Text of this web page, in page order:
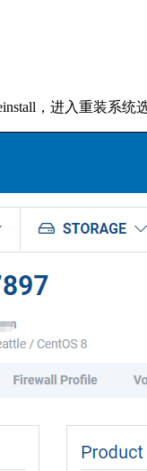
，进入重装系统